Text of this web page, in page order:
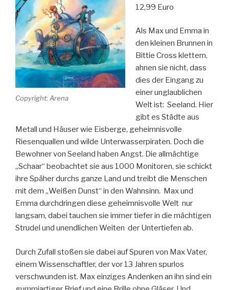
Copyright: Arena
12,99 Euro
Als Max und Emma in
den kleinen Brunnen in
Bittie Cross klettern,
ahnen sie nicht, dass
dies der Eingang zu
einer unglaublichen
Welt ist: Seeland. Hier
gibt es Städte aus
Metall und Häuser wie Eisberge, geheimnisvolle
Riesenquallen und wilde Unterwasserpiraten. Doch die
Bewohner von Seeland haben Angst. Die allmächtige
„Schaar“ beobachtet sie aus 1000 Monitoren, sie schickt
ihre Späher durchs ganze Land und treibt die Menschen
mit dem „Weißen Dunst“ in den Wahnsinn. Max und
Emma durchdringen diese geheimnisvolle Welt nur
langsam, dabei tauchen sie immer tiefer in die mächtigen
Strudel und unendlichen Weiten der Untertiefen ab.
Durch Zufall stoßen sie dabei auf Spuren von Max Vater,
einem Wissenschaftler, der vor 13 Jahren spurlos
verschwunden ist. Max einziges Andenken an ihn sind ein